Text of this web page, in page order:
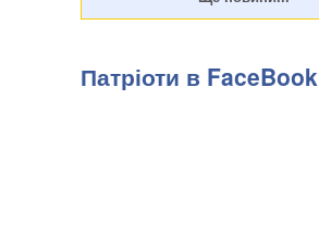
Патріоти в FaceBook